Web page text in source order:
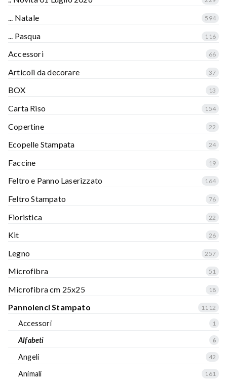
... Natale 594
... Pasqua 116
Accessori 66
Articoli da decorare 37
BOX 13
Carta Riso 154
Copertine 22
Ecopelle Stampata 24
Faccine 19
Feltro e Panno Laserizzato 164
Feltro Stampato 76
Fioristica 22
Kit 26
Legno 257
Microfibra 51
Microfibra cm 25x25 18
Pannolenci Stampato 1112
Accessori 1
Alfabeti 6
Angeli 42
Animali 161